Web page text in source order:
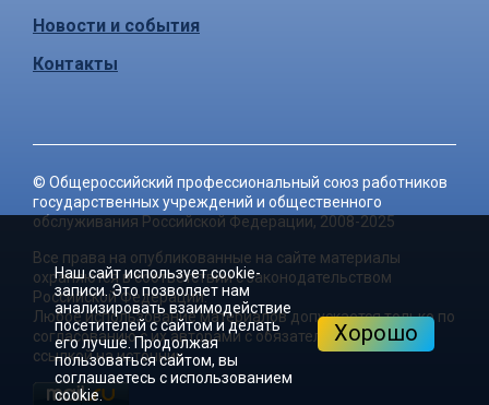
Новости и события
Контакты
© Общероссийский профессиональный союз работников
государственных учреждений и общественного
обслуживания Российской Федерации, 2008-2025
Все права на опубликованные на сайте материалы
охраняются в соответствии с законодательством
Российской Федерации.
Любое использование материалов допускается только по
согласованию с их авторами с обязательной активной
ссылкой на источник.
Наш сайт использует cookie-
записи. Это позволяет нам
анализировать взаимодействие
посетителей с сайтом и делать
его лучше. Продолжая
пользоваться сайтом, вы
соглашаетесь с использованием
cookie.
Хорошо